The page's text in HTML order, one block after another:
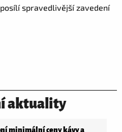
aktuality
minimální ceny kávy a
spravedlivější zavedení